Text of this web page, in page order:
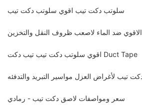
سلوتب دكت تيب اقوي سلوتب دكت تيب
ضد الماء لاصعب ظروف النقل والتخزين
اقوي سلوتب دكت تيب تيب دكت Duct Tape
تيب لأغراض العزل مواسير التبريد والتدفئه
سعر ومواصفات لاصق دكت تيب - رمادي